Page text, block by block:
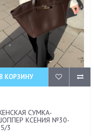
В КОРЗИНУ
СУМКА-
КСЕНИЯ №30-
3